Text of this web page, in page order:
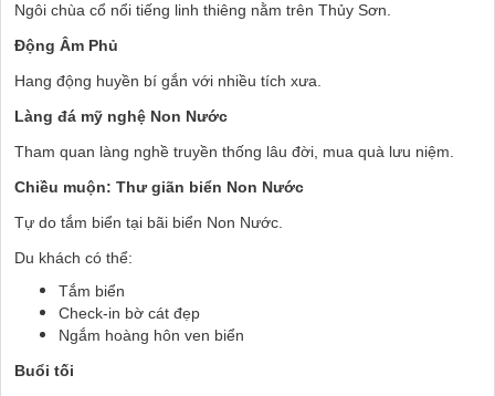
Ngôi chùa cổ nổi tiếng linh thiêng nằm trên Thủy Sơn.
Động Âm Phủ
Hang động huyền bí gắn với nhiều tích xưa.
Làng đá mỹ nghệ Non Nước
Tham quan làng nghề truyền thống lâu đời, mua quà lưu niệm.
Chiều muộn: Thư giãn biển Non Nước
Tự do tắm biển tại bãi biển Non Nước.
Du khách có thể:
Tắm biển
Check-in bờ cát đẹp
Ngắm hoàng hôn ven biển
Buổi tối